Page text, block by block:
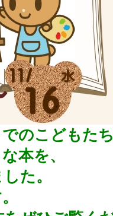
のこどもた
本を、
た。